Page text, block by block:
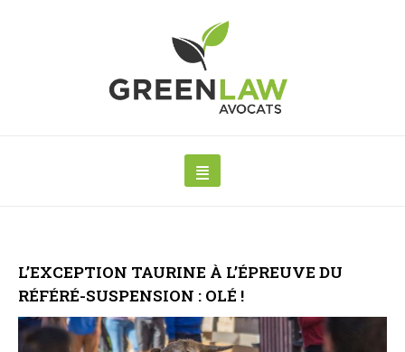
L’EXCEPTION TAURINE À L’ÉPREUVE DU
RÉFÉRÉ-SUSPENSION : OLÉ !